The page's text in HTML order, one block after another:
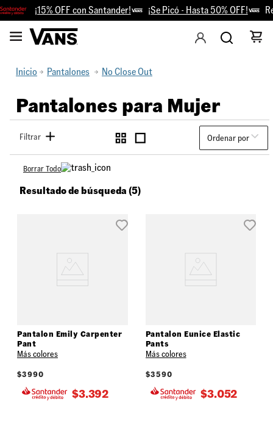
¡15% OFF con Santander! ¡Se Picó - Hasta 50% OFF!
Inicio Pantalones No Close Out
Pantalones para Mujer
Filtrar Ordenar por
Borrar Todo
Resultado de búsqueda (5)
Pantalon Emily Carpenter
Pant
Más colores
$3990
$3.392
Pantalon Eunice Elastic
Pants
Más colores
$3590
$3.052